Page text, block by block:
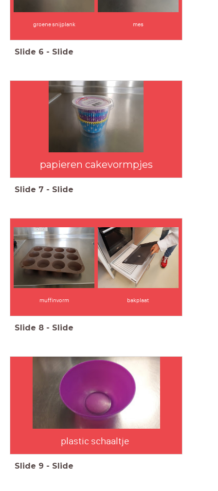
groene snijplank mes
Slide 6 - Slide
papieren cakevormpjes
Slide 7 - Slide
muffinvorm bakplaat
Slide 8 - Slide
plastic schaaltje
Slide 9 - Slide